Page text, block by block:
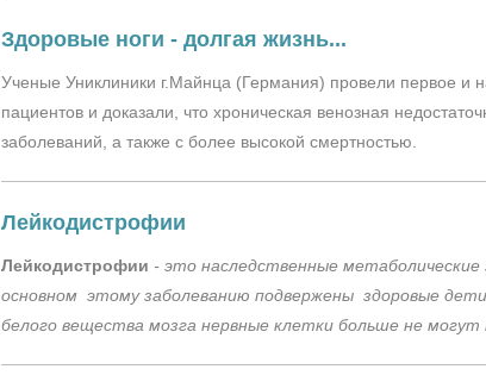
Здоровые ноги - долгая жизнь...
Ученые Униклиники г.Майнца (Германия) провели первое и
пациентов и доказали, что хроническая венозная
заболеваний, а также с более высокой смертностью.
Лейкодистрофии
Лейкодистрофии - это наследственные метаболические
основном этому заболеванию подвержены здоровые
белого вещества мозга нервные клетки больше не могут